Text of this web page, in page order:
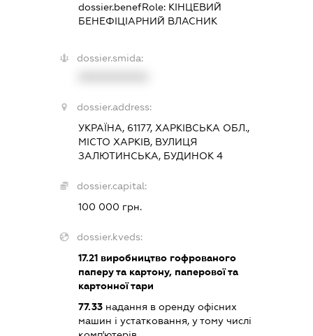
dossier.benefRole: КІНЦЕВИЙ
БЕНЕФІЦІАРНИЙ ВЛАСНИК
dossier.smida:
dossier.address:
УКРАЇНА, 61177, ХАРКІВСЬКА ОБЛ.,
МІСТО ХАРКІВ, ВУЛИЦЯ
ЗАЛЮТИНСЬКА, БУДИНОК 4
dossier.capital:
100 000 грн.
dossier.kveds:
17.21виробництво гофрованого
паперу та картону, паперової та
картонної тари
77.33надання в оренду офісних
машин і устатковання, у тому числі